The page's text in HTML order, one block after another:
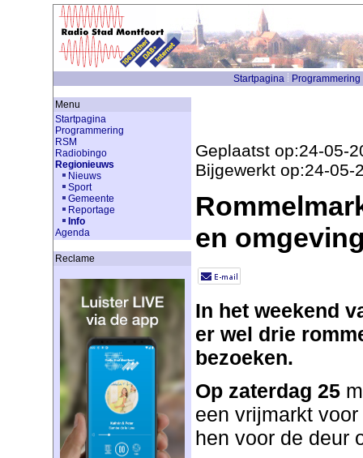
Startpagina Programmering
Menu
Startpagina
Programmering
RSM
Radiobingo
Regionieuws
Nieuws
Sport
Gemeente
Reportage
Info
Agenda
Reclame
Geplaatst op:24-05-
Bijgewerkt op:24-05-
en
In het weekend
er wel drie
bezoeken.
Op zaterdag 25
een vrijmarkt
hen voor de deur